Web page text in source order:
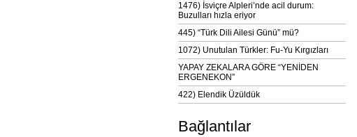
1476) İsviçre Alpleri’nde acil durum:
Buzulları hızla eriyor
445) “Türk Dili Ailesi Günü” mü?
1072) Unutulan Türkler: Fu-Yu Kırgızları
YAPAY ZEKALARA GÖRE “YENİDEN
ERGENEKON”
422) Elendik Üzüldük
Bağlantılar